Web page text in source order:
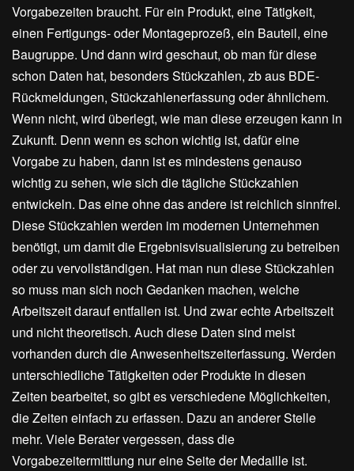
Vorgabezeiten braucht. Für ein Produkt, eine Tätigkeit,
einen Fertigungs- oder Montageprozeß, ein Bauteil, eine
Baugruppe. Und dann wird geschaut, ob man für diese
schon Daten hat, besonders Stückzahlen, zb aus BDE-
Rückmeldungen, Stückzahlenerfassung oder ähnlichem.
Wenn nicht, wird überlegt, wie man diese erzeugen kann in
Zukunft. Denn wenn es schon wichtig ist, dafür eine
Vorgabe zu haben, dann ist es mindestens genauso
wichtig zu sehen, wie sich die tägliche Stückzahlen
entwickeln. Das eine ohne das andere ist reichlich sinnfrei.
Diese Stückzahlen werden im modernen Unternehmen
benötigt, um damit die Ergebnisvisualisierung zu betreiben
oder zu vervollständigen. Hat man nun diese Stückzahlen
so muss man sich noch Gedanken machen, welche
Arbeitszeit darauf entfallen ist. Und zwar echte Arbeitszeit
und nicht theoretisch. Auch diese Daten sind meist
vorhanden durch die Anwesenheitszeiterfassung. Werden
unterschiedliche Tätigkeiten oder Produkte in diesen
Zeiten bearbeitet, so gibt es verschiedene Möglichkeiten,
die Zeiten einfach zu erfassen. Dazu an anderer Stelle
mehr. Viele Berater vergessen, dass die
Vorgabezeitermittlung nur eine Seite der Medaille ist.